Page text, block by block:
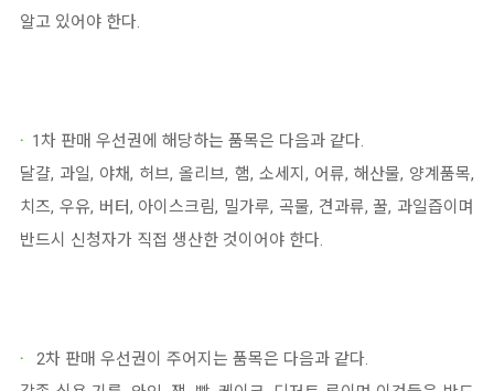
알고 있어야 한다.
· 1차 판매 우선권에 해당하는 품목은 다음과 같다.
달걀, 과일, 야채, 허브, 올리브, 햄, 소세지, 어류, 해산물, 양계품목,
치즈, 우유, 버터, 아이스크림, 밀가루, 곡물, 견과류, 꿀, 과일즙이며
반드시 신청자가 직접 생산한 것이어야 한다.
· 2차 판매 우선권이 주어지는 품목은 다음과 같다.